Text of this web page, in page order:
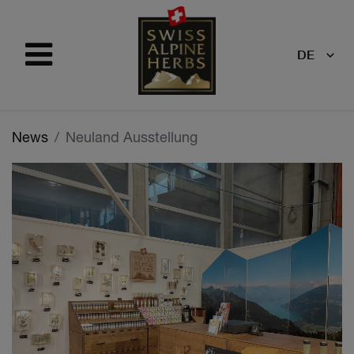
DE
News Neuland Ausstellung